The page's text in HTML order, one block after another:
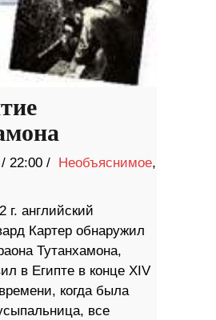
/ 22:00 / Необъяснимое,
г. английский
Картер обнаружил
Тутанхамона,
в Египте в конце XIV
когда была
все